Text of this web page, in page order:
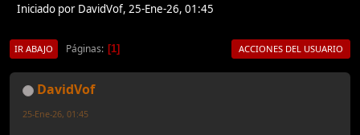
Iniciado por DavidVof, 25-Ene-26, 01:45
IR ABAJO Páginas 1 ACCIONES DEL USUARIO
DavidVof
25-Ene-26, 01:45